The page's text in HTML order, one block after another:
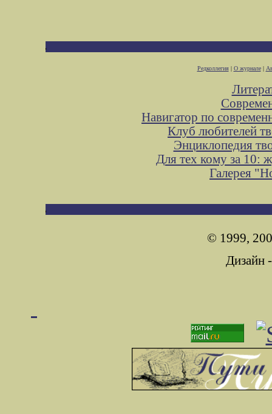
Редколлегия| О журнале|
Навигатор по
Клуб любителей
Энциклопедия
Для тех кому за 10:
Галерея
© 1999,
Дизайн